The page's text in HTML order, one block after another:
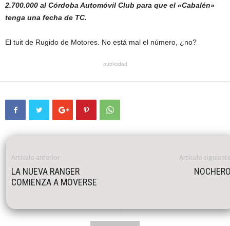
2.700.000 al Córdoba Automóvil Club para que el «Cabalén»
tenga una fecha de TC.
El tuit de Rugido de Motores. No está mal el número, ¿no?
publicidad
Artículo anterior
LA NUEVA RANGER
COMIENZA A MOVERSE
Artículo